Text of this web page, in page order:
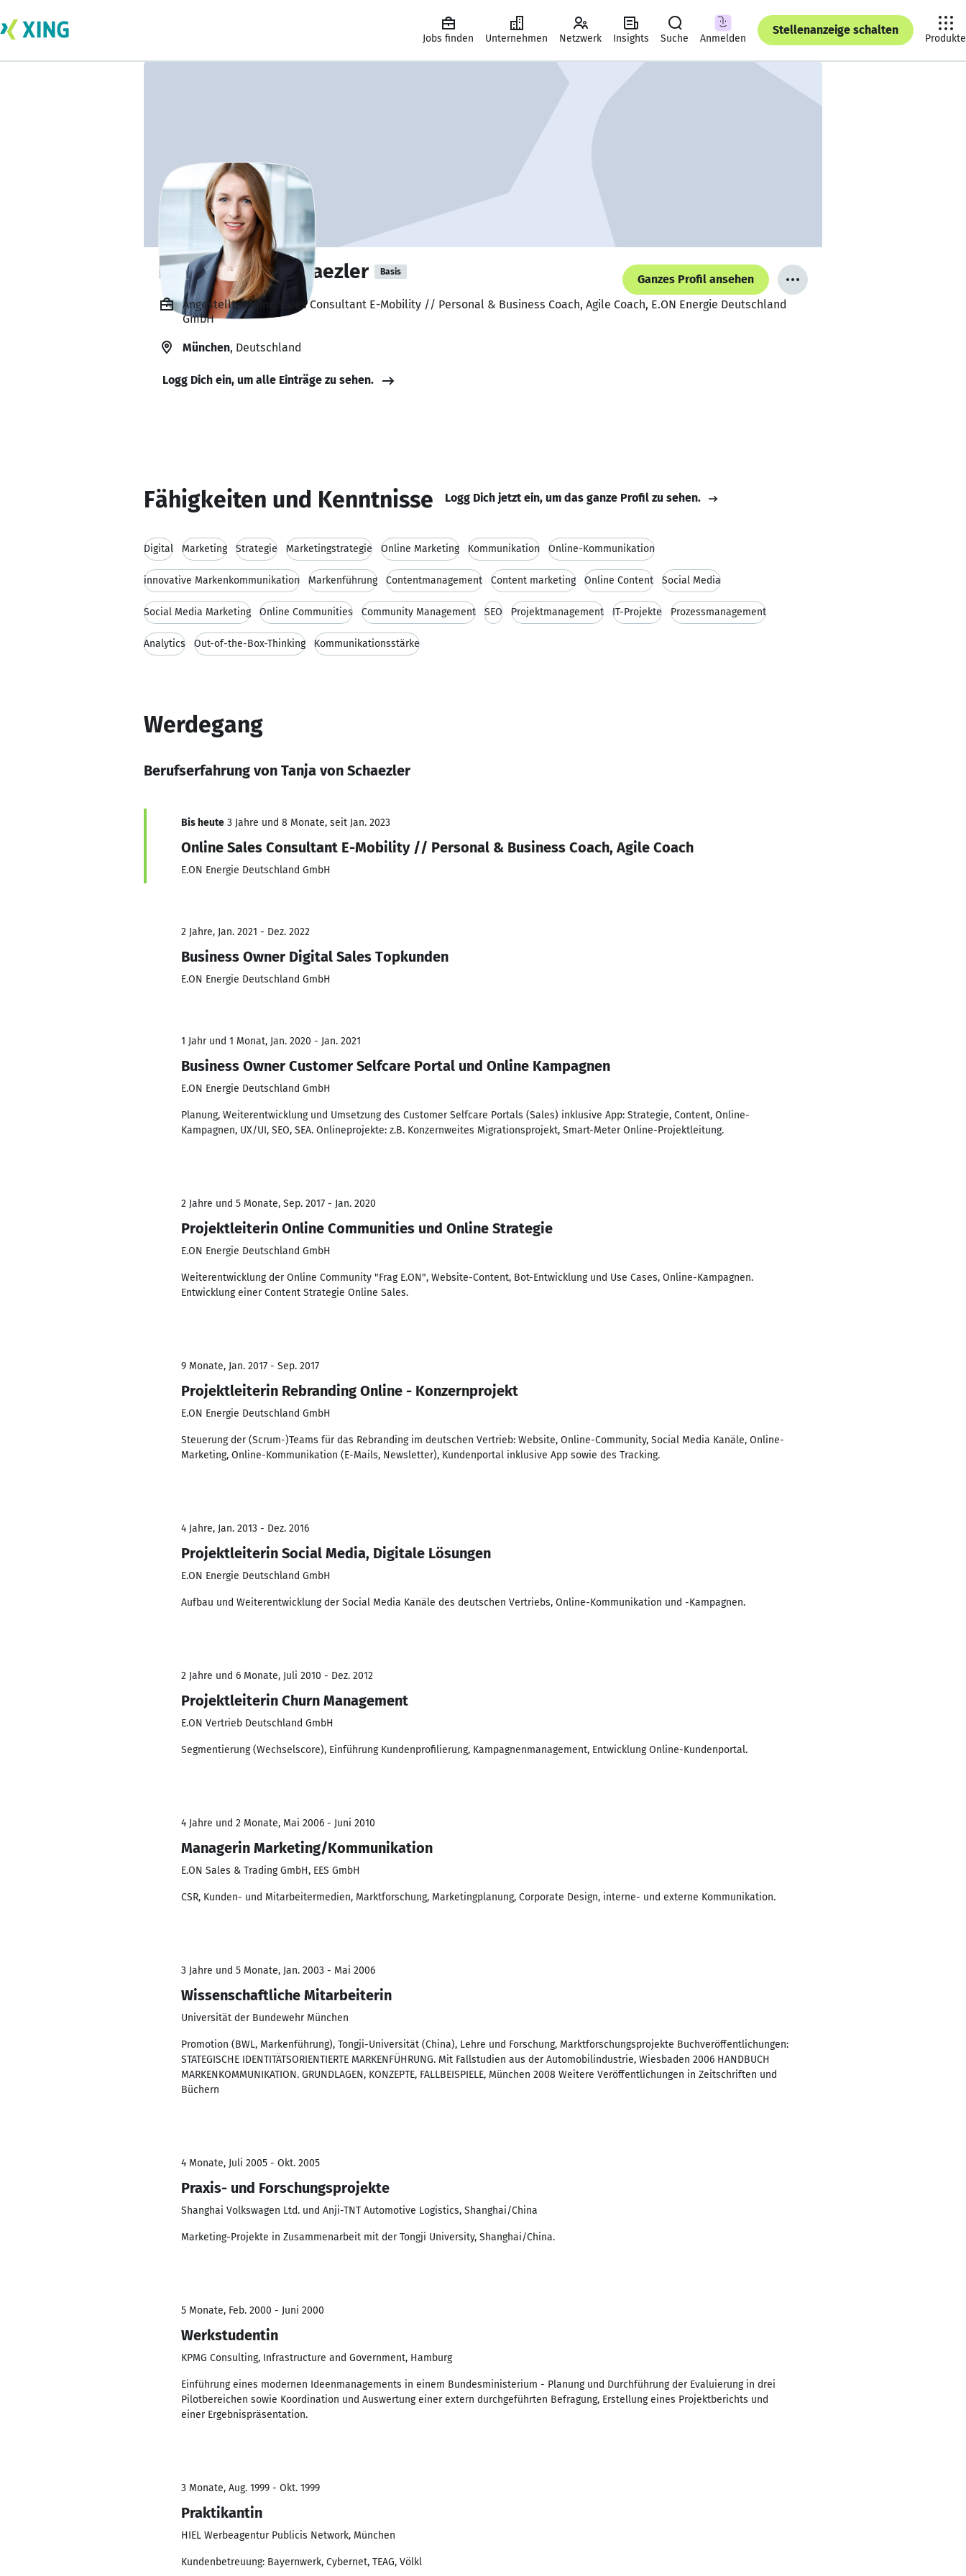
Jobs finden Unternehmen Netzwerk Insights Suche Anmelden
Stellenanzeige schalten
Produkte
Dr. Tanja von Schaezler Basis
Ganzes Profil ansehen
Angestellt, Online Sales Consultant E-Mobility // Personal & Business Coach, Agile Coach, E.ON Energie Deutschland
GmbH
München, Deutschland
Logg Dich ein, um alle Einträge zu sehen.
Fähigkeiten und Kenntnisse Logg Dich jetzt ein, um das ganze Profil zu sehen.
Digital Marketing Strategie Marketingstrategie Online Marketing Kommunikation Online-Kommunikation
innovative Markenkommunikation Markenführung Contentmanagement Content marketing Online Content Social Media
Social Media Marketing Online Communities Community Management SEO Projektmanagement IT-Projekte Prozessmanagement
Analytics Out-of-the-Box-Thinking Kommunikationsstärke
Werdegang
Berufserfahrung von Tanja von Schaezler
Bis heute 3 Jahre und 8 Monate, seit Jan. 2023
Online Sales Consultant E-Mobility // Personal & Business Coach, Agile Coach
E.ON Energie Deutschland GmbH
2 Jahre, Jan. 2021 - Dez. 2022
Business Owner Digital Sales Topkunden
E.ON Energie Deutschland GmbH
1 Jahr und 1 Monat, Jan. 2020 - Jan. 2021
Business Owner Customer Selfcare Portal und Online Kampagnen
E.ON Energie Deutschland GmbH
Planung, Weiterentwicklung und Umsetzung des Customer Selfcare Portals (Sales) inklusive App: Strategie, Content, Online-
Kampagnen, UX/UI, SEO, SEA. Onlineprojekte: z.B. Konzernweites Migrationsprojekt, Smart-Meter Online-Projektleitung.
2 Jahre und 5 Monate, Sep. 2017 - Jan. 2020
Projektleiterin Online Communities und Online Strategie
E.ON Energie Deutschland GmbH
Weiterentwicklung der Online Community "Frag E.ON", Website-Content, Bot-Entwicklung und Use Cases, Online-Kampagnen.
Entwicklung einer Content Strategie Online Sales.
9 Monate, Jan. 2017 - Sep. 2017
Projektleiterin Rebranding Online - Konzernprojekt
E.ON Energie Deutschland GmbH
Steuerung der (Scrum-)Teams für das Rebranding im deutschen Vertrieb: Website, Online-Community, Social Media Kanäle, Online-
Marketing, Online-Kommunikation (E-Mails, Newsletter), Kundenportal inklusive App sowie des Tracking.
4 Jahre, Jan. 2013 - Dez. 2016
Projektleiterin Social Media, Digitale Lösungen
E.ON Energie Deutschland GmbH
Aufbau und Weiterentwicklung der Social Media Kanäle des deutschen Vertriebs, Online-Kommunikation und -Kampagnen.
2 Jahre und 6 Monate, Juli 2010 - Dez. 2012
Projektleiterin Churn Management
E.ON Vertrieb Deutschland GmbH
Segmentierung (Wechselscore), Einführung Kundenprofilierung, Kampagnenmanagement, Entwicklung Online-Kundenportal.
4 Jahre und 2 Monate, Mai 2006 - Juni 2010
Managerin Marketing/Kommunikation
E.ON Sales & Trading GmbH, EES GmbH
CSR, Kunden- und Mitarbeitermedien, Marktforschung, Marketingplanung, Corporate Design, interne- und externe Kommunikation.
3 Jahre und 5 Monate, Jan. 2003 - Mai 2006
Wissenschaftliche Mitarbeiterin
Universität der Bundewehr München
Promotion (BWL, Markenführung), Tongji-Universität (China), Lehre und Forschung, Marktforschungsprojekte Buchveröffentlichungen:
STATEGISCHE IDENTITÄTSORIENTIERTE MARKENFÜHRUNG. Mit Fallstudien aus der Automobilindustrie, Wiesbaden 2006 HANDBUCH
MARKENKOMMUNIKATION. GRUNDLAGEN, KONZEPTE, FALLBEISPIELE, München 2008 Weitere Veröffentlichungen in Zeitschriften und
Büchern
4 Monate, Juli 2005 - Okt. 2005
Praxis- und Forschungsprojekte
Shanghai Volkswagen Ltd. und Anji-TNT Automotive Logistics, Shanghai/China
Marketing-Projekte in Zusammenarbeit mit der Tongji University, Shanghai/China.
5 Monate, Feb. 2000 - Juni 2000
Werkstudentin
KPMG Consulting, Infrastructure and Government, Hamburg
Einführung eines modernen Ideenmanagements in einem Bundesministerium - Planung und Durchführung der Evaluierung in drei
Pilotbereichen sowie Koordination und Auswertung einer extern durchgeführten Befragung, Erstellung eines Projektberichts und
einer Ergebnispräsentation.
3 Monate, Aug. 1999 - Okt. 1999
Praktikantin
HIEL Werbeagentur Publicis Network, München
Kundenbetreuung: Bayernwerk, Cybernet, TEAG, Völkl